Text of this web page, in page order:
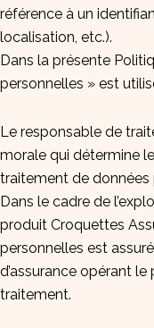
référence à un
localisation, etc.).
Dans la présente
personnelles » est
Le responsable de
morale qui détermine
traitement de données
Dans le cadre de
produit Croquettes
personnelles est
d’assurance opérant
traitement.